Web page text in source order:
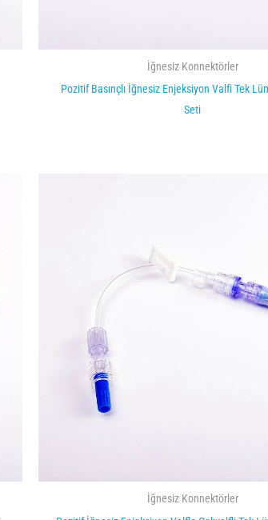
İğnesiz Konnektörler
Pozitif Basınçlı İğnesiz Enjeksiyon Valfi Tek
Seti
İğnesiz Konnektörler